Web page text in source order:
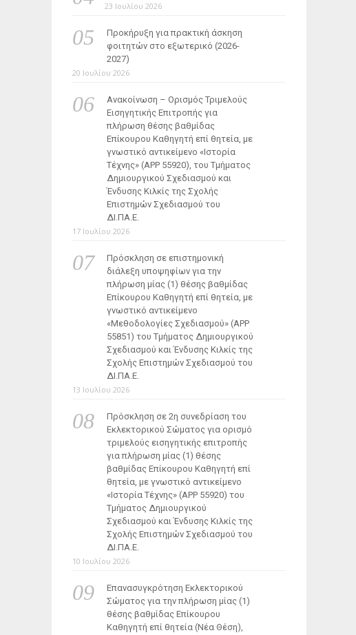
23 Ιουλίου 2026
Προκήρυξη για πρακτική άσκηση
φοιτητών στο εξωτερικό (2026-
2027)
20 Ιουλίου 2026
Ανακοίνωση – Ορισμός Τριμελούς
Εισηγητικής Επιτροπής για
πλήρωση θέσης βαθμίδας
Επίκουρου Καθηγητή επί θητεία, με
γνωστικό αντικείμενο «Ιστορία
Τέχνης» (ΑΡΡ 55920), του Τμήματος
Δημιουργικού Σχεδιασμού και
Ένδυσης Κιλκίς της Σχολής
Επιστημών Σχεδιασμού του
ΔΙ.ΠΑ.Ε.
17 Ιουλίου 2026
Πρόσκληση σε επιστημονική
διάλεξη υποψηφίων για την
πλήρωση μίας (1) θέσης βαθμίδας
Επίκουρου Καθηγητή επί θητεία, με
γνωστικό αντικείμενο
«Μεθοδολογίες Σχεδιασμού» (ΑΡΡ
55851) του Τμήματος Δημιουργικού
Σχεδιασμού και Ένδυσης Κιλκίς της
Σχολής Επιστημών Σχεδιασμού του
ΔΙ.ΠΑ.Ε.
13 Ιουλίου 2026
Πρόσκληση σε 2η συνεδρίαση του
Εκλεκτορικού Σώματος για ορισμό
τριμελούς εισηγητικής επιτροπής
για πλήρωση μίας (1) θέσης
βαθμίδας Επίκουρου Καθηγητή επί
θητεία, με γνωστικό αντικείμενο
«Ιστορία Τέχνης» (ΑΡΡ 55920) του
Τμήματος Δημιουργικού
Σχεδιασμού και Ένδυσης Κιλκίς της
Σχολής Επιστημών Σχεδιασμού του
ΔΙ.ΠΑ.Ε.
10 Ιουλίου 2026
Επανασυγκρότηση Εκλεκτορικού
Σώματος για την πλήρωση μίας (1)
θέσης βαθμίδας Επίκουρου
Καθηγητή επί θητεία (Νέα Θέση),